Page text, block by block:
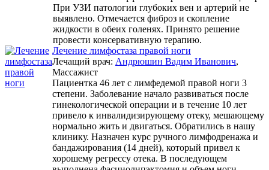
При УЗИ патологии глубоких вен и артерий не
выявлено. Отмечается фиброз и скопление
жидкости в обеих голенях. Принято решение
провести консервативную терапию.
Лечение лимфостаза правой ноги
Лечащий врач: Андрюшин Вадим Иванович,
Массажист
Пациентка 46 лет с лимфедемой правой ноги 3
степени. Заболевание начало развиваться после
гинекологической операции и в течение 10 лет
привело к инвалидизирующему отеку, мешающему
нормально жить и двигаться. Обратились в нашу
клинику. Назначен курс ручного лимфодренажа и
бандажирования (14 дней), который привел к
хорошему регрессу отека. В последующем